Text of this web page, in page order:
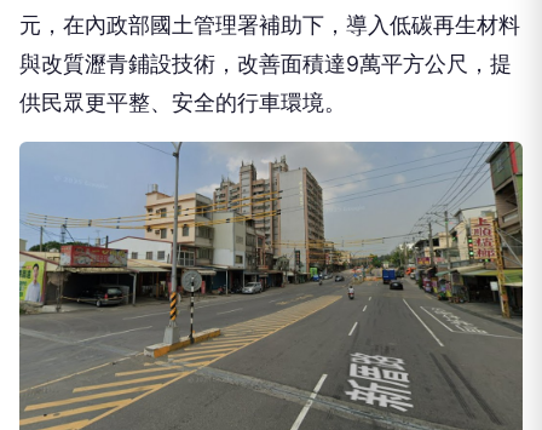
元，在內政部國土管理署補助下，導入低碳再生材料
與改質瀝青鋪設技術，改善面積達9萬平方公尺，提
供民眾更平整、安全的行車環境。